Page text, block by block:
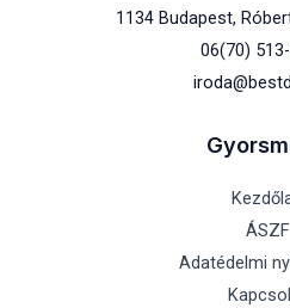
1134 Budapest,
06(70)
ÁSZF
Adatédelmi